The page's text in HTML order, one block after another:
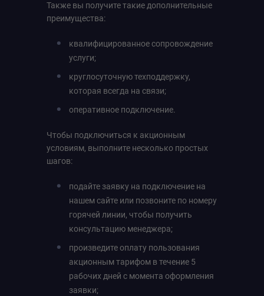
Также вы получите такие дополнительные
преимущества:
квалифицированное сопровождение
услуги;
круглосуточную техподдержку,
которая всегда на связи;
оперативное подключение.
Чтобы подключиться к акционным
условиям, выполните несколько простых
шагов:
подайте заявку на подключение на
нашем сайте или позвоните по номеру
горячей линии, чтобы получить
консультацию менеджера;
произведите оплату пользования
акционным тарифом в течение 5
рабочих дней с момента оформления
заявки;